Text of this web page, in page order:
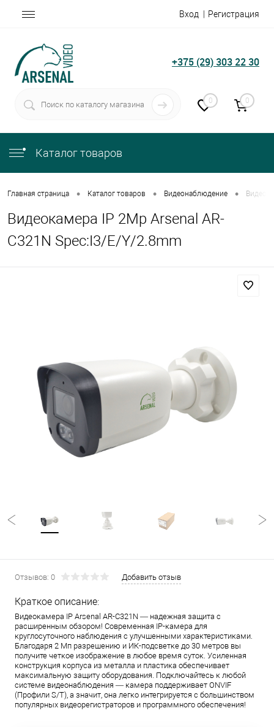
Вход Регистрация
+375 (29) 303 22 30
0 0
Каталог товаров
Главная страница • Каталог товаров • Видеонаблюдение •
Видеокамера IP 2Mp Arsenal AR-
C321N Spec:I3/E/Y/2.8mm
Отзывов: 0 Добавить отзыв
Краткое описание:
Видеокамера IP Arsenal AR-C321N — надежная защита с
расширенным обзором! Современная IP-камера для
круглосуточного наблюдения с улучшенными характеристиками.
Благодаря 2 Мп разрешению и ИК-подсветке до 30 метров вы
получите четкое изображение в любое время суток. Усиленная
конструкция корпуса из металла и пластика обеспечивает
максимальную защиту оборудования. Подключайтесь к любой
системе видеонаблюдения — камера поддерживает ONVIF
(Профили S/T), а значит, она легко интегрируется с большинством
популярных видеорегистраторов и программного обеспечения!